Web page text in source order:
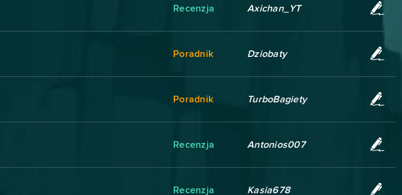
Recenzja Axichan_YT
Poradnik Dziobaty
Poradnik TurboBagiety
Recenzja Antonios007
Recenzja Kasia678